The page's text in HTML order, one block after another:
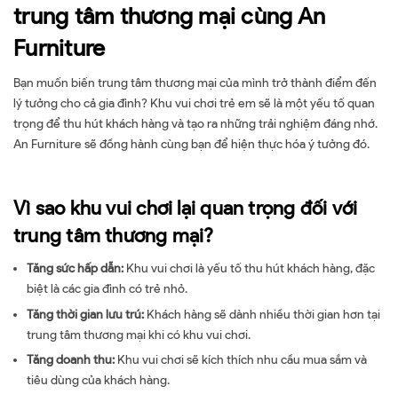
trung tâm thương mại cùng An
Furniture
Bạn muốn biến trung tâm thương mại của mình trở thành điểm đến
lý tưởng cho cả gia đình? Khu vui chơi trẻ em sẽ là một yếu tố quan
trọng để thu hút khách hàng và tạo ra những trải nghiệm đáng nhớ.
An Furniture sẽ đồng hành cùng bạn để hiện thực hóa ý tưởng đó.
Vì sao khu vui chơi lại quan trọng đối với
trung tâm thương mại?
Tăng sức hấp dẫn: Khu vui chơi là yếu tố thu hút khách hàng, đặc
biệt là các gia đình có trẻ nhỏ.
Tăng thời gian lưu trú: Khách hàng sẽ dành nhiều thời gian hơn tại
trung tâm thương mại khi có khu vui chơi.
Tăng doanh thu: Khu vui chơi sẽ kích thích nhu cầu mua sắm và
tiêu dùng của khách hàng.